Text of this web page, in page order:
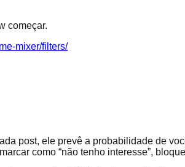
começar.
mixer/filters/
post, ele prevê a probabilidade de
como “não tenho interesse”,